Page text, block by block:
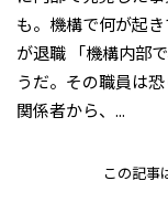
も。機構で何が起
が退職 「機構内部
うだ。その職員は恐
関係者から、...
この記事